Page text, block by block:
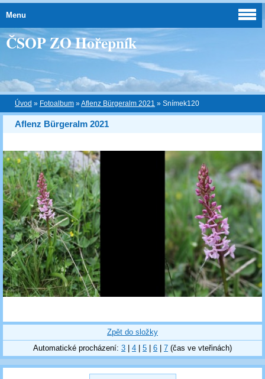
ČSOP ZO Hořepník
Úvod » Fotoalbum »Aflenz Bürgeralm 2021 » Snímek120
Aflenz Bürgeralm 2021
Zpět do složky
Automatické procházení: 3 | 4 | 5 | 6 | 7 (čas ve vteřinách)
Menu